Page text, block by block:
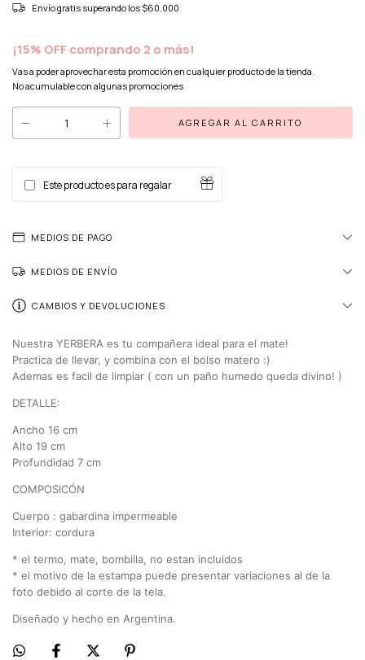
Envío gratis superando los $60.000
¡15% OFF comprando 2 o más!
Vas a poder aprovechar esta promoción en cualquier producto de la tienda.
No acumulable con algunas promociones
Este producto es para regalar
MEDIOS DE PAGO
MEDIOS DE ENVÍO
CAMBIOS Y DEVOLUCIONES
Nuestra YERBERA es tu compañera ideal para el mate!
Practica de llevar, y combina con el bolso matero :)
Ademas es facil de limpiar ( con un paño humedo queda divino! )
DETALLE:
Ancho 16 cm
Alto 19 cm
Profundidad 7 cm
COMPOSICÓN
Cuerpo : gabardina impermeable
Interior: cordura
* el termo, mate, bombilla, no estan incluidos
* el motivo de la estampa puede presentar variaciones al de la
foto debido al corte de la tela.
Diseñado y hecho en Argentina.